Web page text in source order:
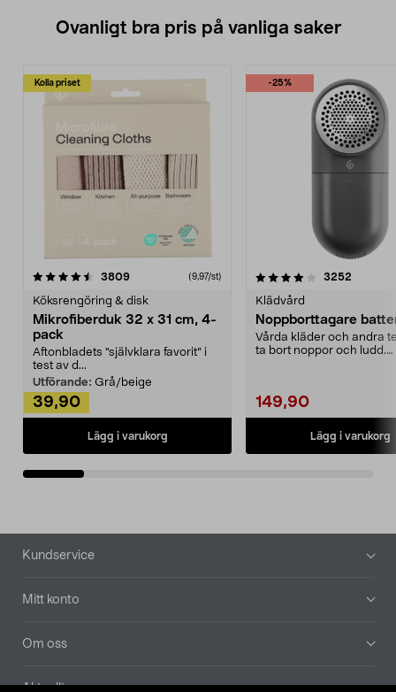
Ovanligt bra pris på vanliga saker
Kolla priset
3809recensioner (9,97/st)
Köksrengöring & disk
Mikrofiberduk 32 x 31 cm, 4-
pack
Aftonbladets "självklara favorit” i
test av d...
Utförande: Grå/beige
39,90
Lägg i varukorg
-25%
4.0av 5 stjärnor 3252
Klädvård
Noppborttagare
Vårda kläder och andra
ta bort noppor och ludd.
149,90
Lägg i varukorg
4.5av 5 stjärnor
Sidfot
Kundservice
Mitt konto
Om oss
Aktuellt